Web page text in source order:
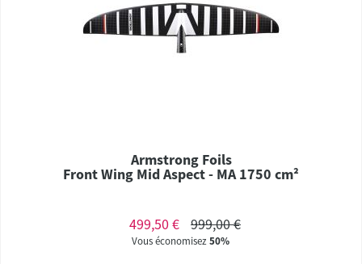
Armstrong Foils
Front Wing Mid Aspect - MA 1750 cm²
499,50 € 999,00 €
Vous économisez50%